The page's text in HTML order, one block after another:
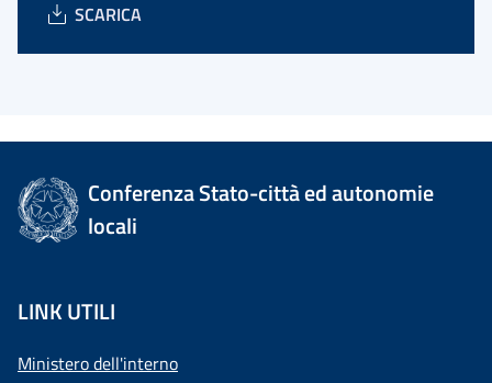
SCARICA
Conferenza Stato-città ed autonomie
locali
LINK UTILI
Ministero dell'interno